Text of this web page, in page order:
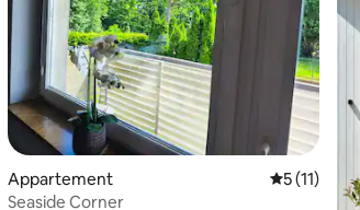
sur 5 sur la base de 14 commentaires : 4,86
Appartement Évaluation
5 (11)
Seaside Corner